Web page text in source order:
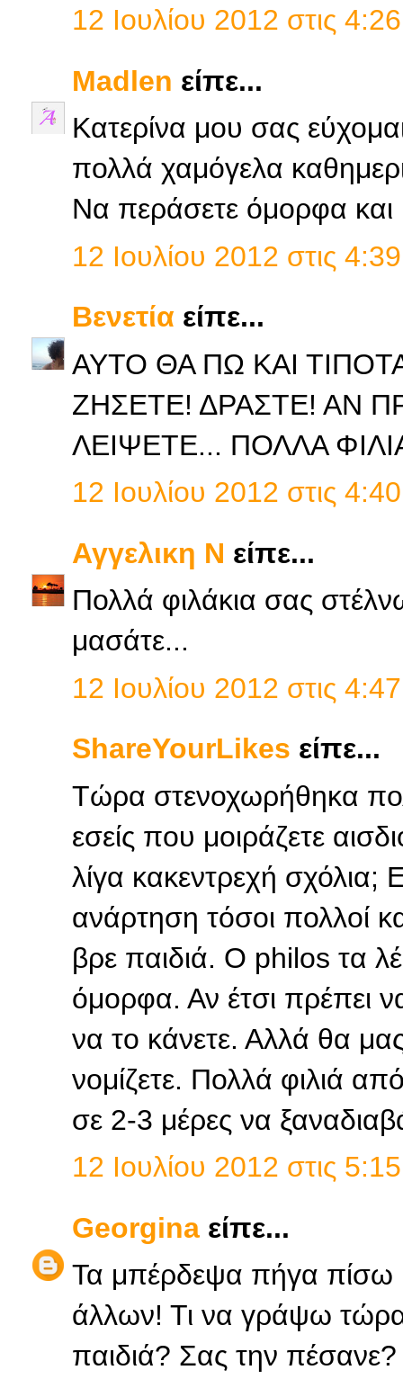
12 Ιουλίου 2012 στις
Madlen είπε...
Κατερίνα μου σας
πολλά χαμόγελα
Να περάσετε όμορφα
12 Ιουλίου 2012 στις
Βενετία είπε...
ΑΥΤΟ ΘΑ ΠΩ ΚΑΙ
ΖΗΣΕΤΕ! ΔΡΑΣΤΕ! ΑΝ
ΛΕΙΨΕΤΕ... ΠΟΛΛΑ
12 Ιουλίου 2012 στις
Αγγελικη Ν είπε...
Πολλά φιλάκια σας
μασάτε...
12 Ιουλίου 2012 στις
ShareYourLikes είπε...
Τώρα στενοχωρήθηκα
εσείς που μοιράζετε
λίγα κακεντρεχή σχόλια;
ανάρτηση τόσοι πολλοί
βρε παιδιά. Ο philos τα
όμορφα. Αν έτσι πρέπει
να το κάνετε. Αλλά θα
νομίζετε. Πολλά φιλιά
σε 2-3 μέρες να
12 Ιουλίου 2012 στις
Georgina είπε...
Τα μπέρδεψα πήγα πίσω
άλλων! Τι να γράψω τώρα
παιδιά? Σας την πέσανε?